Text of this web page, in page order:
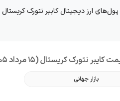
ارز دیجیتال کایبر نتورک کریستال
نتورک کریستال (15 مرداد 1405)
بازار جهانی